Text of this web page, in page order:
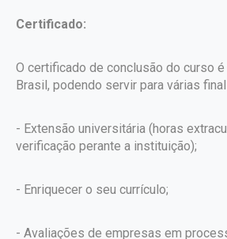
Certificado:
O certificado de conclusão do curso
Brasil, podendo servir para várias
- Extensão universitária (horas
verificação perante a instituição);
- Enriquecer o seu currículo;
- Avaliações de empresas em